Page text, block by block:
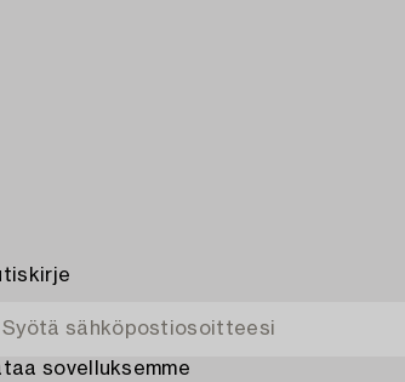
sovelluksemme